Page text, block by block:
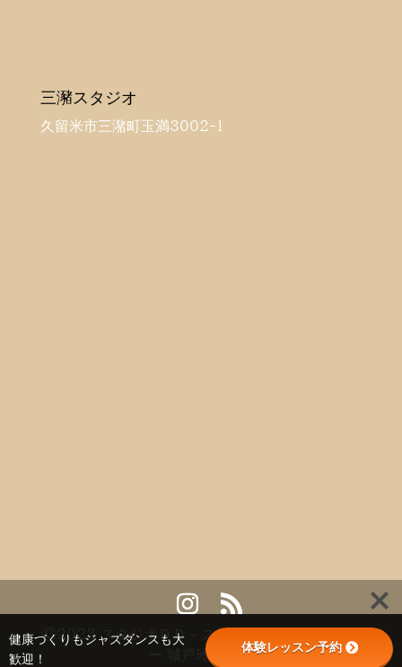
三瀦スタジオ
久留米市三潴町玉満3002-1
©2023 スタジオＤＤ－スタジオダンスドリーマ
ー 城戸玲子主宰
健康づくりもジャズダンスも大
歓迎！
体験レッスン予約